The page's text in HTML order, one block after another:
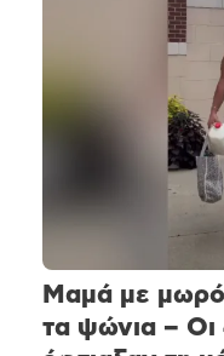
Μαμά με μωρό
τα ψώνια – Οι